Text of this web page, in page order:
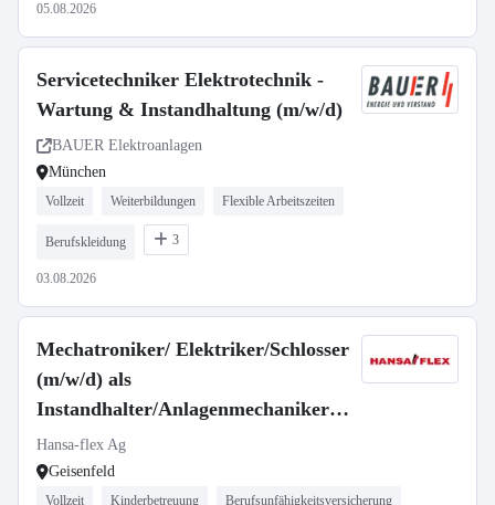
05.08.2026
Servicetechniker Elektrotechnik -
Wartung & Instandhaltung (m/w/d)
BAUER Elektroanlagen
München
Vollzeit Weiterbildungen Flexible Arbeitszeiten
Berufskleidung 3
03.08.2026
Mechatroniker/ Elektriker/Schlosser
(m/w/d) als
Instandhalter/Anlagenmechaniker
(m/w/d)
Hansa-flex Ag
Geisenfeld
Vollzeit Kinderbetreuung Berufsunfähigkeitsversicherung